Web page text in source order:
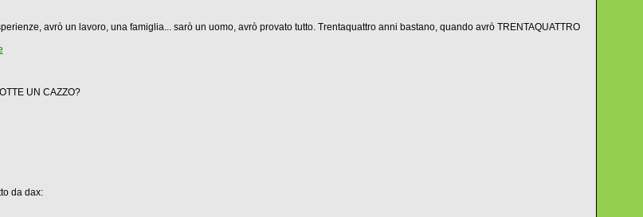
avrò un lavoro, una famiglia... sarò un uomo, avrò provato tutto. Trentaquattro anni bastano, quando avrò TRENTAQUATTRO
UN CAZZO?
da dax: